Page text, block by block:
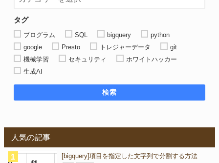
タグ
プログラム SQL bigquery
python
google
Presto トレジャーデータ
git
機械学習
セキュリティ
ホワイトハッカー
生成AI
検索
人気の記事
[bigquery]項目を指定した文字列で分割する方法